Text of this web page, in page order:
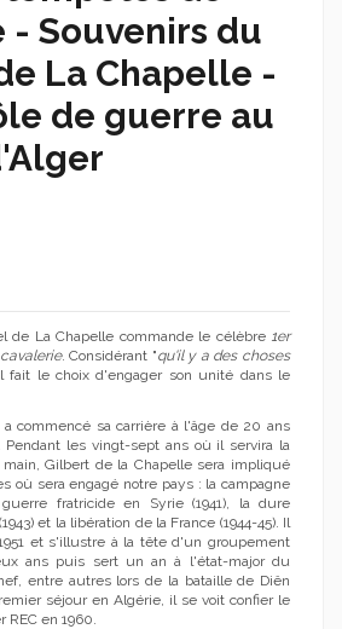
- Souvenirs du
La Chapelle -
de guerre au
de La Chapelle commande le célèbre 1er
. Considérant "qu'il y a des choses
fait le choix d'engager son unité dans le
commencé sa carrière à l'âge de 20 ans
Pendant les vingt-sept ans où il servira la
Gilbert de la Chapelle sera impliqué
où sera engagé notre pays : la campagne
fratricide en Syrie (1941), la dure
et la libération de la France (1944-45). Il
et s'illustre à la tête d'un groupement
ans puis sert un an à l'état-major du
entre autres lors de la bataille de Diên
séjour en Algérie, il se voit confier le
en 1960.